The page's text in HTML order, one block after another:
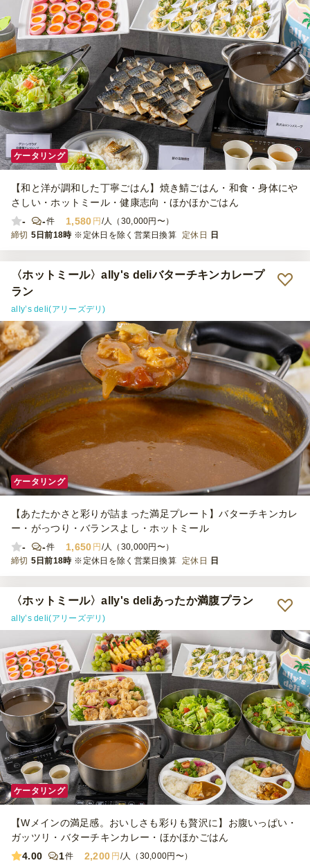
ケータリング
【和と洋が調和した丁寧ごはん】焼き鯖ごはん・和食・身体にや
さしい・ホットミール・健康志向・ほかほかごはん
-
-件 1,580 円 /人（30,000円〜）
締切 5日前18時 ※定休日を除く営業日換算 定休日 日
〈ホットミール〉ally's deliバターチキンカレープ
ラン
ally’s deli(アリーズデリ)
ケータリング
【あたたかさと彩りが詰まった満足プレート】バターチキンカレ
ー・がっつり・バランスよし・ホットミール
-
-件 1,650 円 /人（30,000円〜）
締切 5日前18時 ※定休日を除く営業日換算 定休日 日
〈ホットミール〉ally's deliあったか満腹プラン
ally’s deli(アリーズデリ)
ケータリング
【Wメインの満足感。おいしさも彩りも贅沢に】お腹いっぱい・
ガッツリ・バターチキンカレー・ほかほかごはん
4.00
1件 2,200 円 /人（30,000円〜）